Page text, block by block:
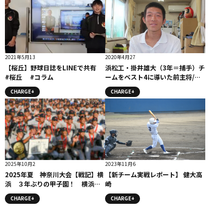
2021年5月13
【桜丘】野球日誌をLINEで共有
#桜丘 #コラム
CHARGE+
2020年4月27
浜松工・掛井雄大（3年＝捕手）チ
ームをベスト4に導いた前主将/
「共有」コラム
CHARGE+
2025年10月2
2025年夏 神奈川大会【戦記】横
浜 ３年ぶりの甲子園！ 横浜は
なぜ本物を追求したのか？
CHARGE+
2023年11月6
【新チーム実戦レポート】 健大高
崎
CHARGE+